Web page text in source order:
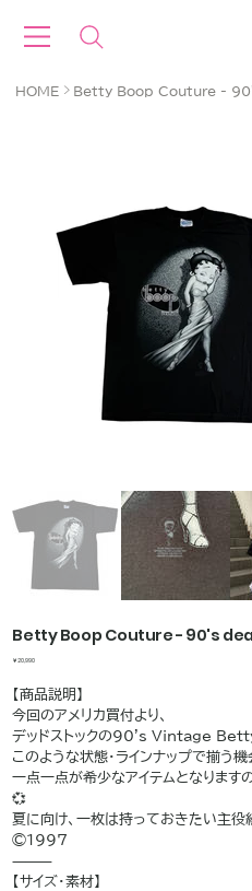
HOME > Betty Boop Couture -
Betty Boop Couture - 90's
価
￥20,990
【商品説明】
今回のアメリカ買付より、
デッドストックの90's Vintage
このような状態・ラインナップで揃う
一点一点が希少なアイテムとなります
💞
夏に向け、一枚は持っておきたい主役
©️1997
⸻
【サイズ・素材】